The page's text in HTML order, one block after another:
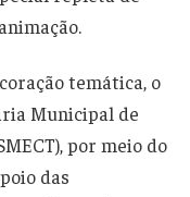
temática, o
Municipal de
por meio do
das